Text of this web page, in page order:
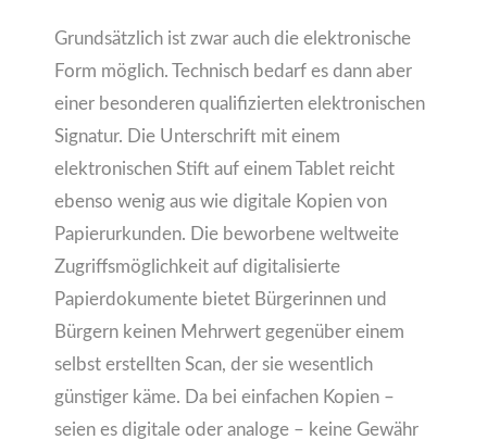
Grundsätzlich ist zwar auch die elektronische
Form möglich. Technisch bedarf es dann aber
einer besonderen qualifizierten elektronischen
Signatur. Die Unterschrift mit einem
elektronischen Stift auf einem Tablet reicht
ebenso wenig aus wie digitale Kopien von
Papierurkunden. Die beworbene weltweite
Zugriffsmöglichkeit auf digitalisierte
Papierdokumente bietet Bürgerinnen und
Bürgern keinen Mehrwert gegenüber einem
selbst erstellten Scan, der sie wesentlich
günstiger käme. Da bei einfachen Kopien –
seien es digitale oder analoge – keine Gewähr